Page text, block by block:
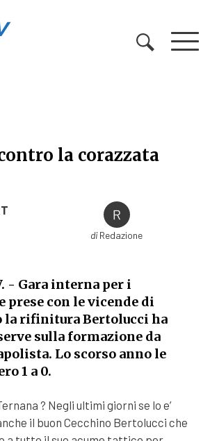
la corazzata
la corazzata
diRedazione
- Gara interna per i
prese con le vicende di
la rifinitura Bertolucci ha
sulla formazione da
Lo scorso anno le
1 a 0.
? Negli ultimi giorni se lo e’
il buon Cecchino Bertolucci che